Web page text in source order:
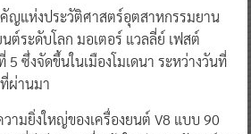
ญแห่งประวัติศาสตร์อุตสาหกรรมยาน
ต์ระดับโลก มอเตอร์ แวลลี่ย์ เฟสต์
5 ซึ่งจัดขึ้นในเมืองโมเดนา ระหว่างวันที่
ผ่านมา
ามยิ่งใหญ่ของเครื่องยนต์ V8 แบบ 90